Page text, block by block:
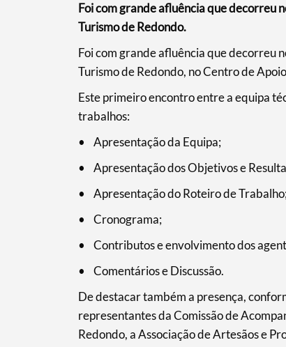
Foi com grande afluência que decorreu
Turismo de Redondo.
Foi com grande afluência que decorreu
Turismo de Redondo, no Centro de
Este primeiro encontro entre a equipa
trabalhos:
• Apresentação da Equipa;
• Apresentação dos Objetivos e
• Apresentação do Roteiro de Trabalho;
• Cronograma;
• Contributos e envolvimento dos
• Comentários e Discussão.
De destacar também a presença,
representantes da Comissão de
Redondo, a Associação de Artesãos e